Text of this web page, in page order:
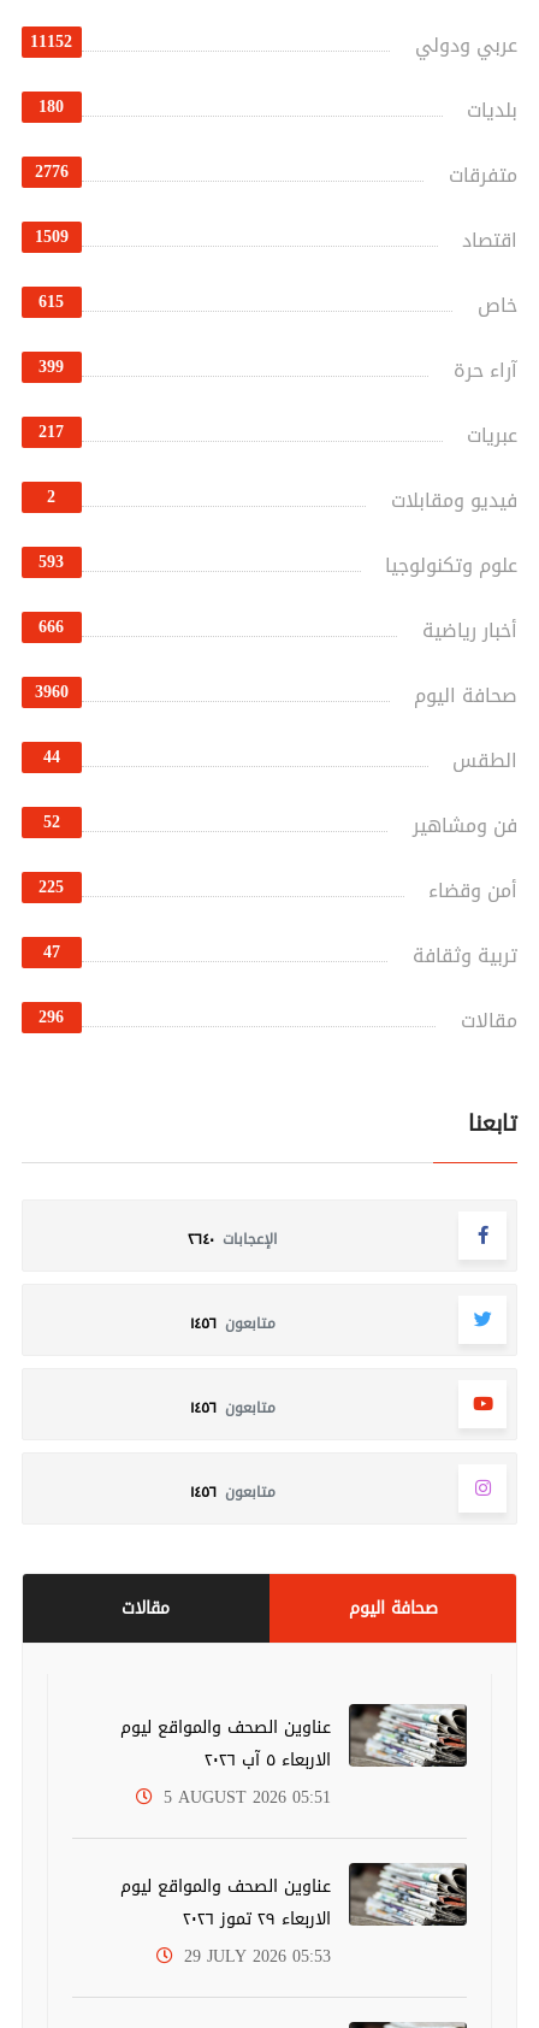
عربي ودولي 11152
بلديات 180
متفرقات 2776
اقتصاد 1509
خاص 615
آراء حرة 399
عبريات 217
فيديو ومقابلات 2
علوم وتكنولوجيا 593
أخبار رياضية 666
صحافة اليوم 3960
الطقس 44
فن ومشاهير 52
أمن وقضاء 225
تربية وثقافة 47
مقالات 296
تابعنا
الإعجابات ٢٦٤٠
متابعون ١٤٥٦
متابعون ١٤٥٦
متابعون ١٤٥٦
مقالات صحافة اليوم
عناوين الصحف والمواقع ليوم
الاربعاء ٥ آب ٢٠٢٦
5 AUGUST 2026 05:51
عناوين الصحف والمواقع ليوم
الاربعاء ٢٩ تموز ٢٠٢٦
29 JULY 2026 05:53